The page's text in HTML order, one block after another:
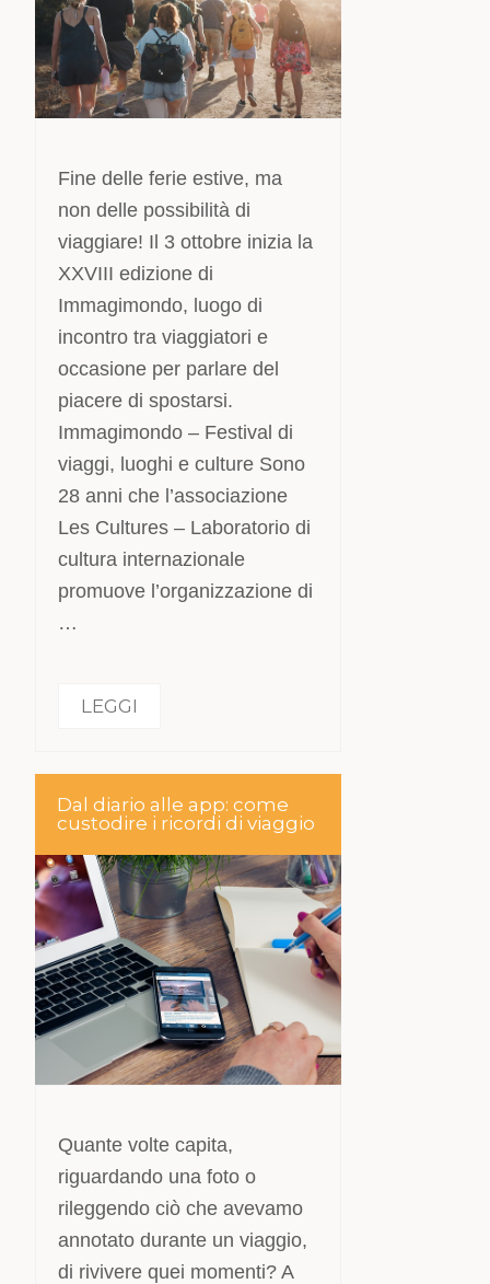
Fine delle ferie estive, ma
non delle possibilità di
viaggiare! Il 3 ottobre inizia la
XXVIII edizione di
Immagimondo, luogo di
incontro tra viaggiatori e
occasione per parlare del
piacere di spostarsi.
Immagimondo – Festival di
viaggi, luoghi e culture Sono
28 anni che l’associazione
Les Cultures – Laboratorio di
cultura internazionale
promuove l’organizzazione di
…
LEGGI
Dal diario alle app: come
custodire i ricordi di viaggio
Quante volte capita,
riguardando una foto o
rileggendo ciò che avevamo
annotato durante un viaggio,
di rivivere quei momenti? A